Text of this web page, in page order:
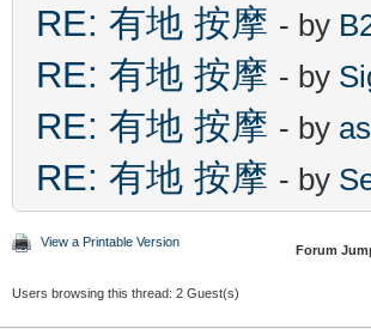
RE: 有地 按摩 - by
RE: 有地 按摩 - by
RE: 有地 按摩 - by
RE: 有地 按摩 - by
View a Printable Version
Forum
Users browsing this thread: 2 Guest(s)